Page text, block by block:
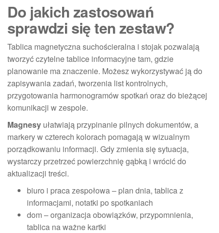
Do jakich zastosowań
sprawdzi się ten zestaw?
Tablica magnetyczna suchościeralna i stojak pozwalają
tworzyć czytelne tablice informacyjne tam, gdzie
planowanie ma znaczenie. Możesz wykorzystywać ją do
zapisywania zadań, tworzenia list kontrolnych,
przygotowania harmonogramów spotkań oraz do bieżącej
komunikacji w zespole.
Magnesy ułatwiają przypinanie pilnych dokumentów, a
markery w czterech kolorach pomagają w wizualnym
porządkowaniu informacji. Gdy zmienia się sytuacja,
wystarczy przetrzeć powierzchnię gąbką i wrócić do
aktualizacji treści.
biuro i praca zespołowa – plan dnia, tablica z
informacjami, notatki po spotkaniach
dom – organizacja obowiązków, przypomnienia,
tablica na ważne kartki